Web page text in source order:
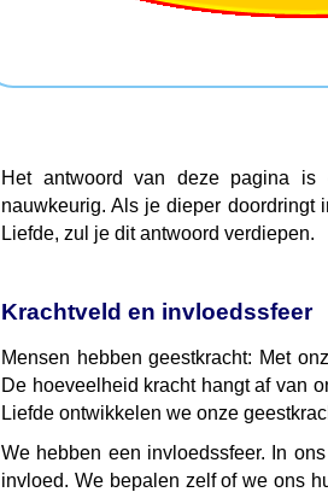
Het antwoord van deze pagina is
nauwkeurig. Als je dieper doordringt
Liefde, zul je dit antwoord verdiepen.
Krachtveld en invloedssfeer
Mensen hebben geestkracht: Met
De hoeveelheid kracht hangt af van
Liefde ontwikkelen we onze
We hebben een invloedssfeer. In
invloed. We bepalen zelf of we ons